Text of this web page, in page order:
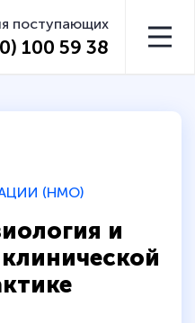
поступающих
100 59 38
(НМО)
и